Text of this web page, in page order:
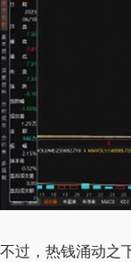
不过，热钱涌动之